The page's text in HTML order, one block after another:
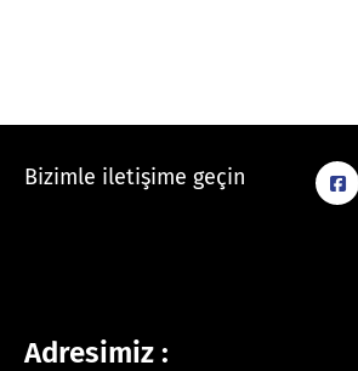
Bizimle iletişime geçin
Adresimiz :